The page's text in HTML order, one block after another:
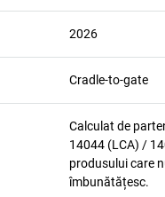
2026
Cradle-to-gate
Calculat de
14044 (LCA) /
produsului care
îmbunătățesc.